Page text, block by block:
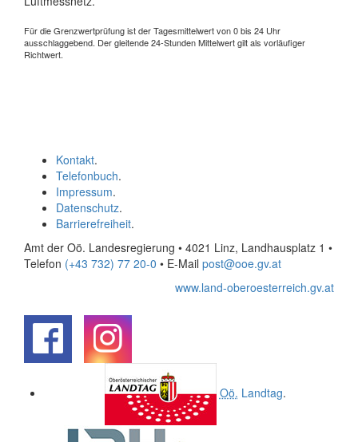
Für die Grenzwertprüfung ist der Tagesmittelwert von 0 bis 24 Uhr
ausschlaggebend. Der gleitende 24-Stunden Mittelwert gilt als vorläufiger
Richtwert.
Kontakt.
Telefonbuch.
Impressum.
Datenschutz.
Barrierefreiheit.
Amt der Oö. Landesregierung • 4021 Linz, Landhausplatz 1 •
Telefon (+43 732) 77 20-0 • E-Mail post@ooe.gv.at
www.land-oberoesterreich.gv.at
Oö. Landtag.